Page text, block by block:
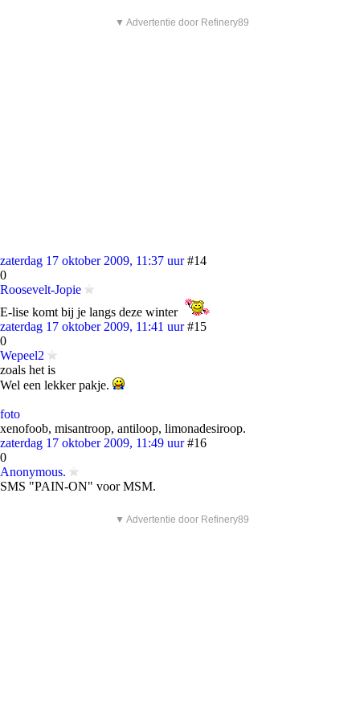
▼ Advertentie door Refinery89
zaterdag 17 oktober 2009, 11:37 uur #14
0
Roosevelt-Jopie
E-lise komt bij je langs deze winter
zaterdag 17 oktober 2009, 11:41 uur #15
0
Wepeel2
zoals het is
Wel een lekker pakje.
foto
xenofoob, misantroop, antiloop, limonadesiroop.
zaterdag 17 oktober 2009, 11:49 uur #16
0
Anonymous.
SMS "PAIN-ON" voor MSM.
▼ Advertentie door Refinery89